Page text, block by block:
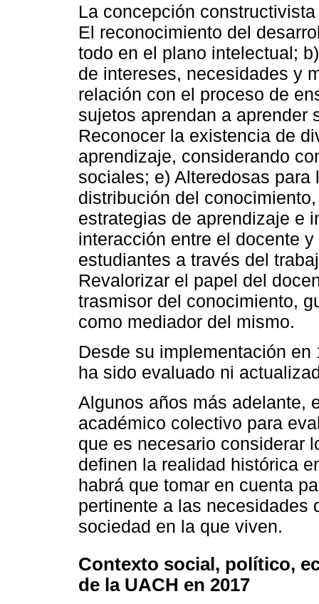
La concepción
El reconocimiento del
todo en el plano intelectual;
de intereses, necesidades y
relación con el proceso de
sujetos aprendan a aprender
Reconocer la existencia de
aprendizaje, considerando
sociales; e) Alteredosas
distribución del
estrategias de aprendizaje e
interacción entre el docente
estudiantes a través del
Revalorizar el papel del
trasmisor del conocimiento,
como mediador del mismo.
Desde su implementación
ha sido evaluado ni
Algunos años más adelante,
académico colectivo para
que es necesario considerar
definen la realidad histórica
habrá que tomar en cuenta
pertinente a las necesidades
sociedad en la que viven.
Contexto social, político,
de la UACH en 2017